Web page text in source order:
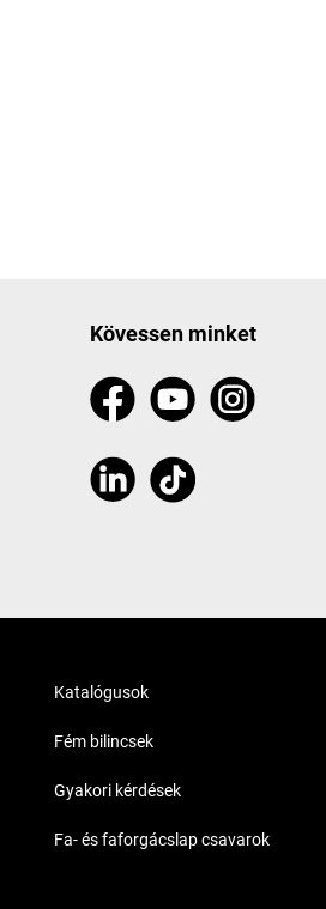
Kövessen minket
Katalógusok
Fém bilincsek
Gyakori kérdések
Fa- és faforgácslap csavarok